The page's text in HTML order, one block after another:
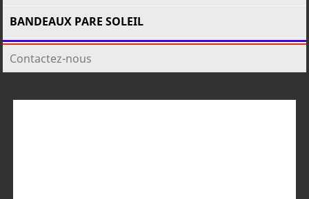
BANDEAUX PARE SOLEIL
Contactez-nous